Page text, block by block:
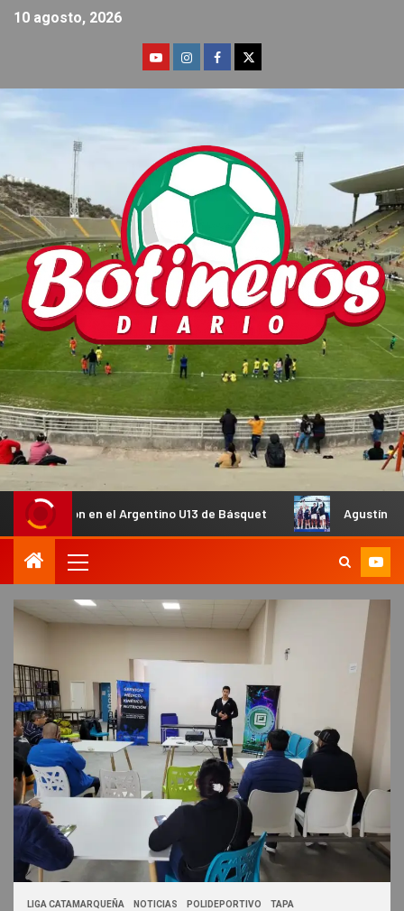
10 agosto, 2026
el Argentino U13 de Básquet Agustín Tapia y Arturo
LIGA CATAMARQUEÑA NOTICIAS POLIDEPORTIVO TAPA